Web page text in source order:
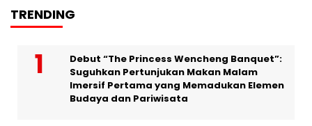
TRENDING
Debut “The Princess Wencheng Banquet”:
Suguhkan Pertunjukan Makan Malam
Imersif Pertama yang Memadukan Elemen
Budaya dan Pariwisata